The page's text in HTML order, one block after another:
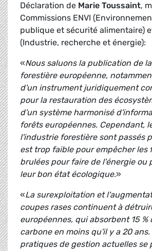
Déclaration de Marie Toussaint,
Commissions ENVI
publique et sécurité alimentaire)
(Industrie, recherche et énergie):
«Nous saluons la publication de
forestière européenne,
d'un instrument juridiquement
pour la restauration des
d'un système harmonisé
forêts européennes. Cependant,
l'industrie forestière sont passés
est trop faible pour empêcher les
brulées pour faire de l'énergie ou
leur bon état écologique.»
«La surexploitation et
coupes rases continuent à
européennes, qui absorbent 15 %
carbone en moins qu'il y a 20 ans.
pratiques de gestion actuelles se